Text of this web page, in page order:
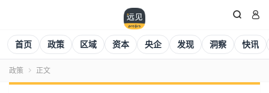
 
首页 政策 区域 资本 央企 发现 洞察 快讯
政策  正文